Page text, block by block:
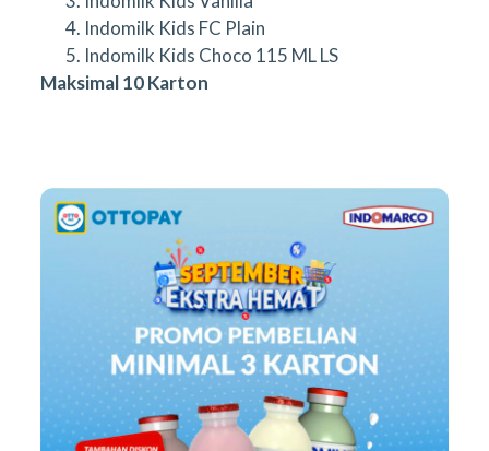
Indomilk Kids FC Plain
Indomilk Kids Choco 115 ML LS
Maksimal 10 Karton